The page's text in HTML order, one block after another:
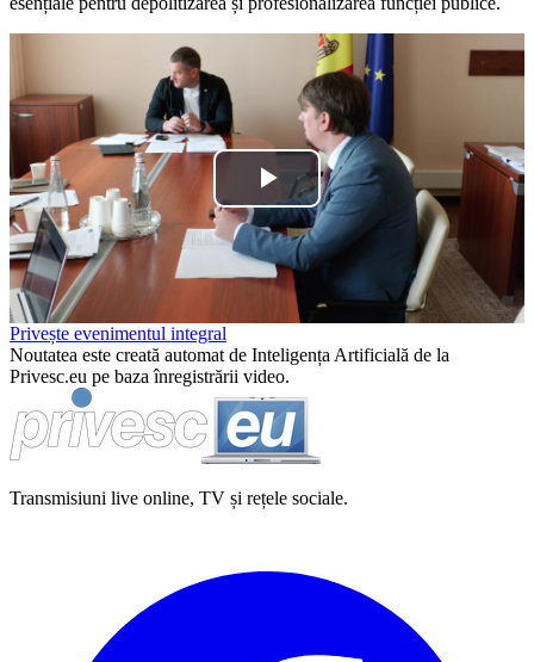
Play
Video
Privește evenimentul integral
Noutatea este creată automat de Inteligența Artificială de la
Privesc.eu pe baza înregistrării video.
Transmisiuni live online, TV și rețele sociale.